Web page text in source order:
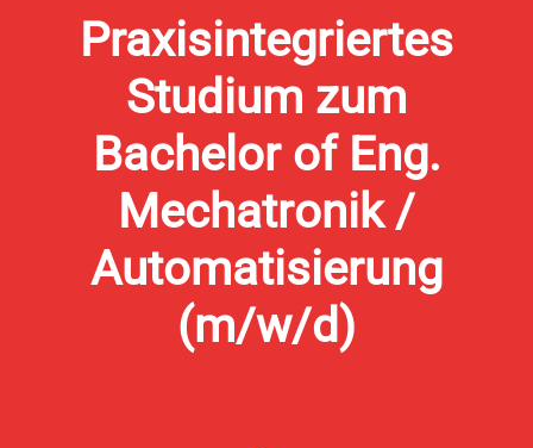
Praxisintegriertes
Studium zum
Bachelor of Eng.
Mechatronik /
Automatisierung
(m/w/d)